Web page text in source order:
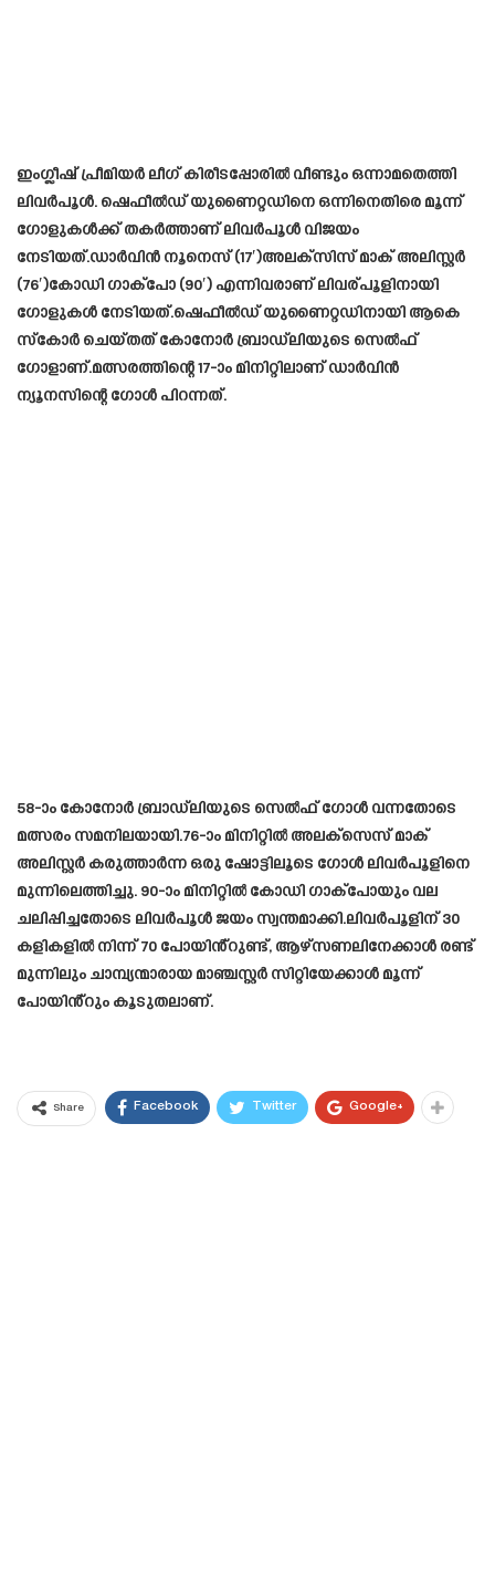
ഇം​ഗ്ലീഷ് പ്രീമിയർ ലീ​ഗ് കിരീടപ്പോരിൽ വീണ്ടും ഒന്നാമതെത്തി
ലിവർപൂൾ. ഷെഫീൽഡ് യുണൈറ്റഡിനെ ഒന്നിനെതിരെ മൂന്ന് ​
ഗോളുകൾക്ക് തകർത്താണ് ലിവർപൂൾ വിജയം
നേടിയത്.ഡാർവിൻ നൂനെസ് (17′)അലക്സിസ് മാക് അലിസ്റ്റർ
(76′)കോഡി ഗാക്‌പോ (90′) എന്നിവരാണ് ലിവര്പൂളിനായി
ഗോളുകൾ നേടിയത്.ഷെഫീൽഡ് യുണൈറ്റഡിനായി ആകെ
സ്കോർ ചെയ്തത് കോനോർ ബ്രാഡ്‌ലിയുടെ ​സെൽഫ് ​
ഗോളാണ്.മത്സരത്തിന്റെ 17-ാം മിനിറ്റിലാണ് ഡാർവിൻ
ന്യൂനസിന്റെ ​ഗോൾ പിറന്നത്.
58-ാം കോനോർ ബ്രാഡ്‌ലിയുടെ ​സെൽഫ് ​ഗോൾ വന്നതോടെ
മത്സരം സമനിലയായി.76-ാം മിനിറ്റിൽ അലക്സെസ് മാക്
അലിസ്റ്റർ കരുത്താർന്ന ഒരു ഷോട്ടിലൂടെ ​ഗോൾ ലിവർപൂളിനെ
മുന്നിലെത്തിച്ചു. 90-ാം മിനിറ്റിൽ കോഡി ഗാക്‌പോയും വല
ചലിപ്പിച്ചതോടെ ലിവർപൂൾ ജയം സ്വന്തമാക്കി.ലിവർപൂളിന് 30
കളികളിൽ നിന്ന് 70 പോയിൻ്റുണ്ട്, ആഴ്സണലിനേക്കാൾ രണ്ട്
മുന്നിലും ചാമ്പ്യന്മാരായ മാഞ്ചസ്റ്റർ സിറ്റിയേക്കാൾ മൂന്ന്
പോയിൻ്റും കൂടുതലാണ്.
Share Facebook Twitter Google+